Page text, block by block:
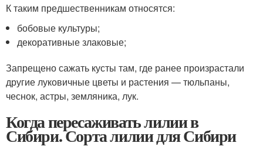
К таким предшественникам относятся:
бобовые культуры;
декоративные злаковые;
Запрещено сажать кусты там, где ранее произрастали
другие луковичные цветы и растения — тюльпаны,
чеснок, астры, земляника, лук.
Когда пересаживать лилии в
Сибири. Сорта лилии для Сибири